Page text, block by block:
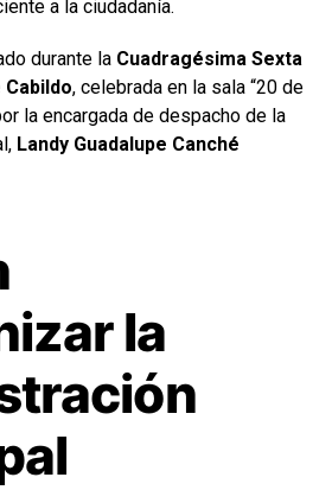
a la ciudadanía.
durante la Cuadragésima Sexta
, celebrada en la sala “20 de
la encargada de despacho de la
Landy Guadalupe Canché
la